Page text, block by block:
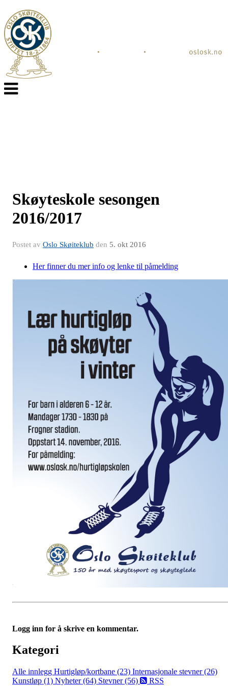
Veksle
navigasjon
Skøyteskole sesongen
2016/2017
Postet av Oslo Skøiteklub den 5. okt 2016
Her finner du mer info og lenke til påmelding
Logg inn for å skrive en kommentar.
Kategori
Alle innlegg Hurtigløp/kortbane (23) Internasjonale stevner (26)
Kunstløp (1) Nyheter (64) Stevner (56) RSS